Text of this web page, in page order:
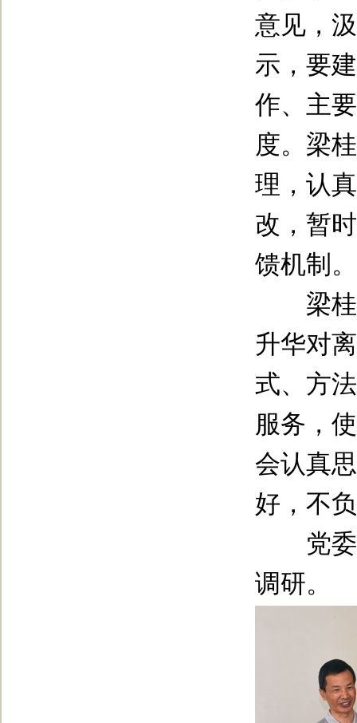
意见，
示，要
作、主
度。梁
理，认
改，暂
馈机制。
梁桂
升华对
式、方
服务，
会认真
好，不
党委
调研。